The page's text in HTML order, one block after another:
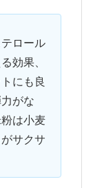
ロール
効果、
にも良
がな
は小麦
サクサ